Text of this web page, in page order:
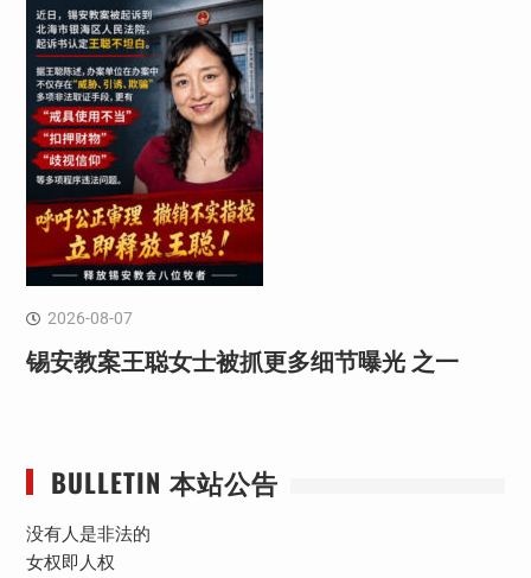
2026-08-07
锡安教案王聪女士被抓更多细节曝光 之一
BULLETIN 本站公告
没有人是非法的
女权即人权